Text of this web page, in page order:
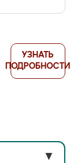
УЗНАТЬ
ПОДРОБНОСТИ
▼